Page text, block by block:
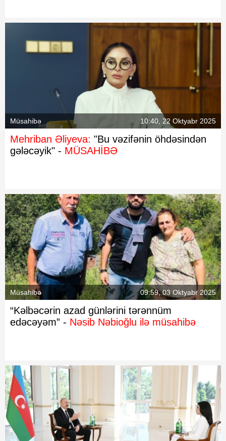
Müsahibə 10:40, 22 Oktyabr 2025
Mehriban Əliyeva: "Bu vəzifənin öhdəsindən
gələcəyik" - MÜSAHİBƏ
Müsahibə 09:59, 03 Oktyabr 2025
“Kəlbəcərin azad günlərini tərənnüm
edəcəyəm” - Nəsib Nəbioğlu ilə müsahibə